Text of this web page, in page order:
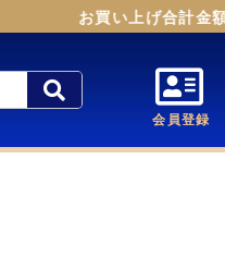
お買い上げ合計金
会員登録